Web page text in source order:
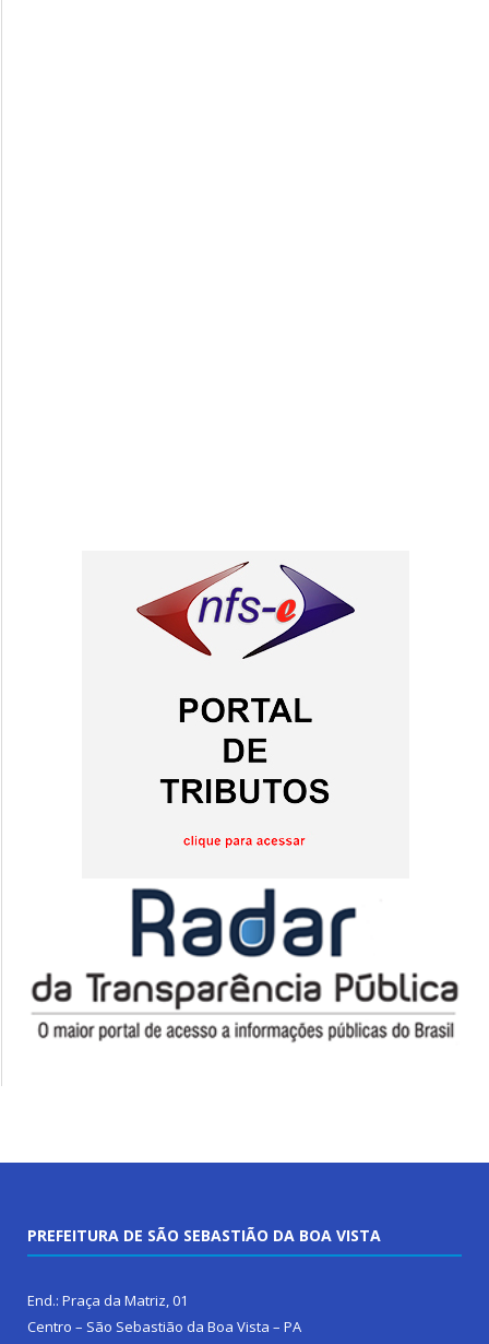
PREFEITURA DE SÃO SEBASTIÃO DA BOA VISTA
End.: Praça da Matriz, 01
Centro – São Sebastião da Boa Vista – PA